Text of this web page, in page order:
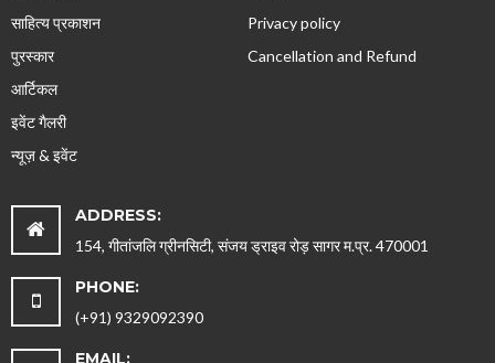
साहित्य प्रकाशन
पुरस्कार
आर्टिकल
इवेंट गैलरी
न्यूज़ & इवेंट
Privacy policy
Cancellation and Refund
ADDRESS:
154, गीतांजलि ग्रीनसिटी, संजय ड्राइव रोड़ सागर म.प्र. 470001
PHONE:
(+91) 9329092390
EMAIL: